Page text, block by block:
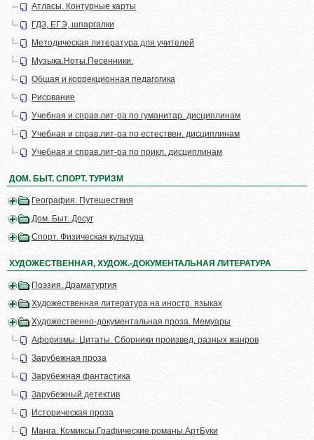
Атласы. Контурные карты
ГДЗ, ЕГЭ, шпаргалки
Методическая литература для учителей
Музыка.Ноты.Песенники.
Общая и коррекционная педагогика
Рисование
Учебная и справ.лит-ра по гуманитар. дисциплинам
Учебная и справ.лит-ра по естествен. дисциплинам
Учебная и справ.лит-ра по прикл. дисциплинам
ДОМ. БЫТ. СПОРТ. ТУРИЗМ
География. Путешествия
Дом. Быт. Досуг
Спорт. Физическая культура
ХУДОЖЕСТВЕННАЯ, ХУДОЖ.-ДОКУМЕНТАЛЬНАЯ ЛИТЕРАТУРА
Поэзия. Драматургия
Художественная литература на иностр. языках
Художественно-документальная проза. Мемуары
Афоризмы. Цитаты. Сборники произвед. разных жанров
Зарубежная проза
Зарубежная фантастика
Зарубежный детектив
Историческая проза
Манга. Комиксы.Графические романы.АртБуки